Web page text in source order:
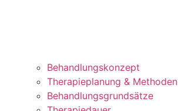
Behandlungskonzept
Therapieplanung & Methoden
Behandlungsgrundsätze